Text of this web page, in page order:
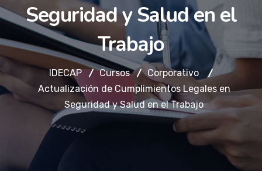
Seguridad y Salud en el
Trabajo
IDECAP Cursos
Corporativo
Actualización de Cumplimientos Legales en
Seguridad y Salud en el Trabajo